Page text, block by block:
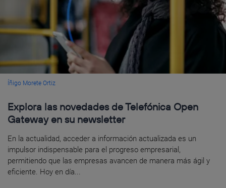
Íñigo Morete Ortiz
Explora las novedades de Telefónica Open
Gateway en su newsletter
En la actualidad, acceder a información actualizada es un
impulsor indispensable para el progreso empresarial,
permitiendo que las empresas avancen de manera más ágil y
eficiente. Hoy en día...